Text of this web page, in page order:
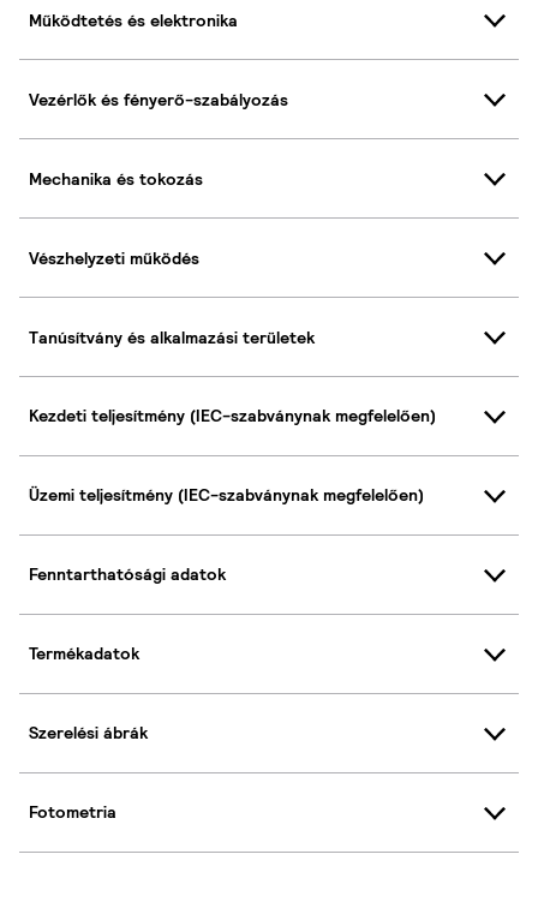
Működtetés és elektronika
Vezérlők és fényerő-szabályozás
Mechanika és tokozás
Vészhelyzeti működés
Tanúsítvány és alkalmazási területek
Kezdeti teljesítmény (IEC-szabványnak megfelelően)
Üzemi teljesítmény (IEC-szabványnak megfelelően)
Fenntarthatósági adatok
Termékadatok
Szerelési ábrák
Fotometria